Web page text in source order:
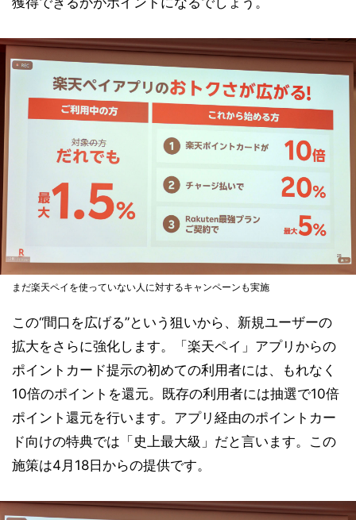
まだ楽天ペイを使っていない人に対するキャンペーンも実施
この“間口を広げる”という狙いから、新規ユーザーの
拡大をさらに強化します。「楽天ペイ」アプリからの
ポイントカード提示の初めての利用者には、もれなく
10倍のポイントを還元。既存の利用者には抽選で10倍
ポイント還元を行います。アプリ経由のポイントカー
ド向けの特典では「史上最大級」だと言います。この
施策は4月18日からの提供です。